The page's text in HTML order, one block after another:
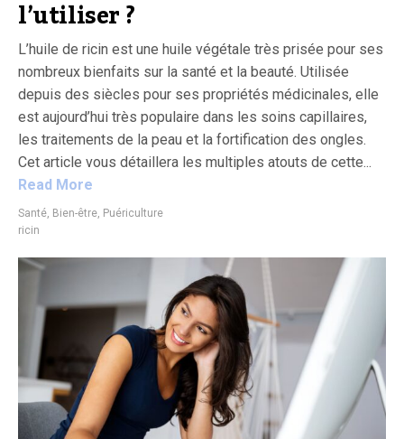
l’utiliser ?
L’huile de ricin est une huile végétale très prisée pour ses
nombreux bienfaits sur la santé et la beauté. Utilisée
depuis des siècles pour ses propriétés médicinales, elle
est aujourd’hui très populaire dans les soins capillaires,
les traitements de la peau et la fortification des ongles.
Cet article vous détaillera les multiples atouts de cette...
Read More
Santé, Bien-être, Puériculture
ricin